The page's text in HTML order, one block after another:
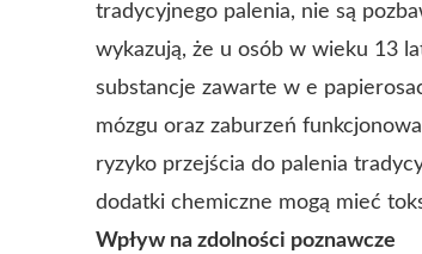
tradycyjnego palenia, nie są
wykazują, że u osób w wieku 13
substancje zawarte w e
mózgu oraz zaburzeń
ryzyko przejścia do palenia
dodatki chemiczne mogą mieć
Wpływ na zdolności poznawcze